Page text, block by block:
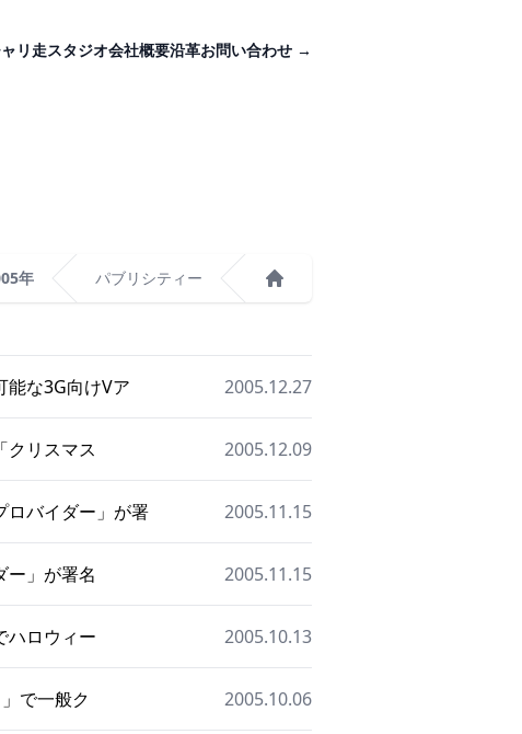
リ走スタジオ会社概要沿革お問い合わせ →
年 パブリシティー
な3G向けVア 2005.12.27
リスマス 2005.12.09
ロバイダー」が署 2005.11.15
ー」が署名 2005.11.15
ハロウィー 2005.10.13
で一般ク 2005.10.06